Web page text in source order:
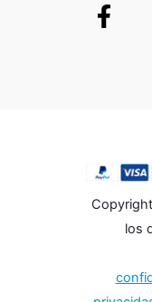
los